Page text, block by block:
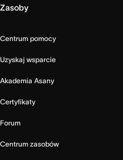
Zasoby
Centrum pomocy
Uzyskaj wsparcie
Akademia Asany
Certyfikaty
Forum
Centrum zasobów